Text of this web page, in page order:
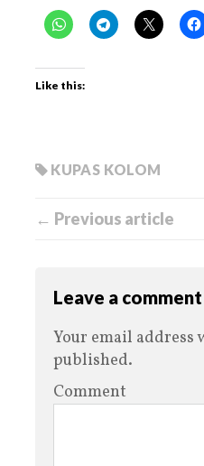
Like this:
KUPAS KOLOM
← Previous article
Leave a comment
Your email address
published.
Comment